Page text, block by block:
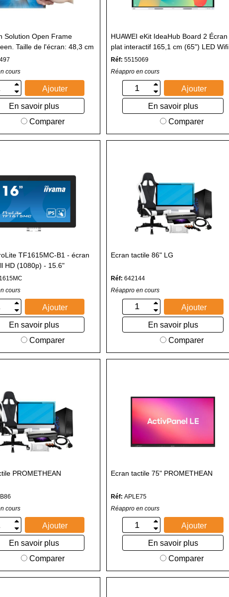
Solution Open Frame
Taille de l'écran: 48,3 cm
de réponse: 5 ms,
de l'écran: 225 cd/m².
seule pression, Temps
pannes: 50000 h,
multilingue à l'écran: Chinois
Chinois traditionnel, Allemand,
Câbles inclus: HDMI, LAN
cours
Ajouter
En savoir plus
Comparer
HUAWEI eKit IdeaHub Board 2 Écran
plat interactif 165,1 cm (65") LED Wifi
4K Ultra HD Blanc Écran tactile Intégré
dans le processeur
Réf: 5515069
Réappro en cours
Ajouter
En savoir plus
Comparer
TF1615MC-B1 - écran
HD (1080p) - 15.6"
cours
Ajouter
En savoir plus
Comparer
Ecran tactile 86" LG
Réf: 642144
Réappro en cours
Ajouter
En savoir plus
Comparer
PROMETHEAN
cours
Ajouter
En savoir plus
Comparer
Ecran tactile 75" PROMETHEAN
Réf: APLE75
Réappro en cours
Ajouter
En savoir plus
Comparer